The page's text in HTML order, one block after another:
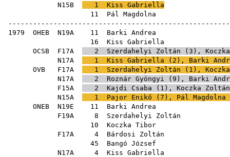
N15B
1
Kiss Gabriella
11
Pál Magdolna
1979 OHEB N19A 11
Barki Andrea
16
Kiss Gabriella
OCSB F17A 2 Szerdahelyi Zoltán ( 3 ),
N17A
1 Kiss Gabriella ( 2 ), Barki
OVB F17A 1 Szerdahelyi Zoltán ( 1 ),
N17A
2 Roznár Gyöngyi ( 9 ), Barki
F15A
2 Kajdi Csaba ( 1 ), Koczka Zoltán
N15A
1 Pajor Enikő ( 7 ), Pál Magdolna
ONEB N19E 11
Barki Andrea
F19A 8
Szerdahelyi Zoltán
10
Koczka Tibor
F17A 4
Bárdosi Zoltán
45
Bangó József
N17A 4
Kiss Gabriella